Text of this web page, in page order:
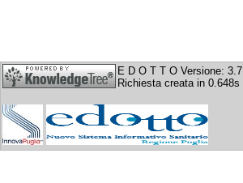
E D O T T O Versione:
Richiesta creata in 0.648s